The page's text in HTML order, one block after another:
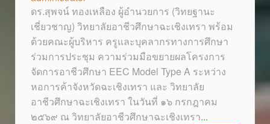
ดร.สุพจน์ ทองเหลือง ผู้อำนวยการ (วิทยฐานะ
เชี่ยวชาญ) วิทยาลัยอาชีวศึกษาฉะเชิงเทรา พร้อม
ด้วยคณะผู้บริหาร ครูและบุคลากรทางการศึกษา
ร่วมการประชุม ความร่วมมือขยายผลโครงการ
จัดการอาชีวศึกษา EEC Model Type A ระหว่าง
หอการค้าจังหวัดฉะเชิงเทรา และ วิทยาลัย
อาชีวศึกษาฉะเชิงเทรา ในวันที่ ๑๖ กรกฎาคม
๒๕๖๙ ณ วิทยาลัยอาชีวศึกษาฉะเชิงเทรา...